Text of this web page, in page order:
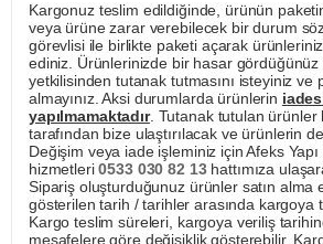
Kargonuz teslim edildiğinde, ürünün
veya ürüne zarar verebilecek bir durum
görevlisi ile birlikte paketi açarak
ediniz. Ürünlerinizde bir hasar
yetkilisinden tutanak tutmasını isteyiniz ve
almayınız. Aksi durumlarda ürünlerin
yapılmamaktadır. Tutanak tutulan ürünler
tarafından bize ulaştırılacak ve ürünlerin
Değişim veya iade işleminiz için Afeks
hizmetleri0533 030 82 13hattımıza
Sipariş oluşturduğunuz ürünler satın alma
gösterilen tarih / tarihler arasında kargoya
Kargo teslim süreleri, kargoya veriliş
mesafelere göre değişiklik gösterebilir.